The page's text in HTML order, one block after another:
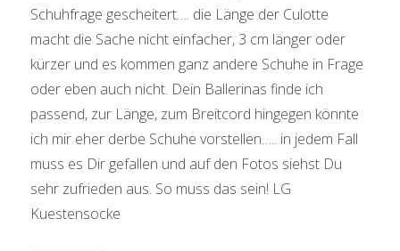
Schuhfrage gescheitert…. die Länge der Culotte
macht die Sache nicht einfacher, 3 cm länger oder
kürzer und es kommen ganz andere Schuhe in Frage
oder eben auch nicht. Dein Ballerinas finde ich
passend, zur Länge, zum Breitcord hingegen könnte
ich mir eher derbe Schuhe vorstellen….. in jedem Fall
muss es Dir gefallen und auf den Fotos siehst Du
sehr zufrieden aus. So muss das sein! LG
Kuestensocke